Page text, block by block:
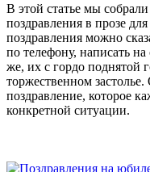
В этой статье мы
поздравления в прозе
поздравления можно
по телефону, написать
же, их с гордо поднятой
торжественном застолье.
поздравление, которое
конкретной ситуации.